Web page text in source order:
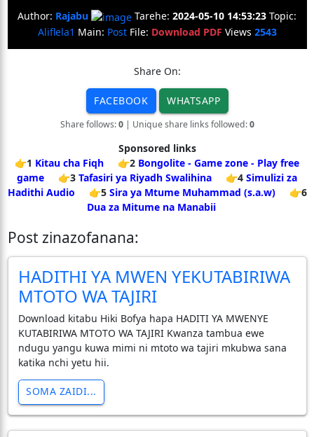
Author: Rajabu Tarehe: 2024-05-10 14:53:23 Topic:
Aliflela1 Main: PostFile: Download PDF Views 2543
Share On:
FACEBOOK WHATSAPP
Share follows:0| Unique share links followed:0
Sponsored links
👉1 Kitau cha Fiqh 👉2 Bongolite - Game zone - Play free
game
👉3 Tafasiri ya Riyadh Swalihina 👉4 Simulizi za
Hadithi Audio
👉5 Sira ya Mtume Muhammad (s.a.w)
👉6
Dua za Mitume na Manabii
Post zinazofanana:
HADITHI YA MWEN YEKUTABIRIWA
MTOTO WA TAJIRI
Download kitabu Hiki Bofya hapa HADITI YA MWENYE
KUTABIRIWA MTOTO WA TAJIRI Kwanza tambua ewe
ndugu yangu kuwa mimi ni mtoto wa tajiri mkubwa sana
katika nchi yetu hii.
SOMA ZAIDI...